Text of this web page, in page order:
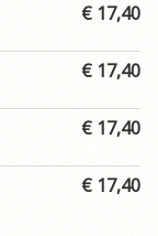
€ 17,40
€ 17,40
€ 17,40
€ 17,40